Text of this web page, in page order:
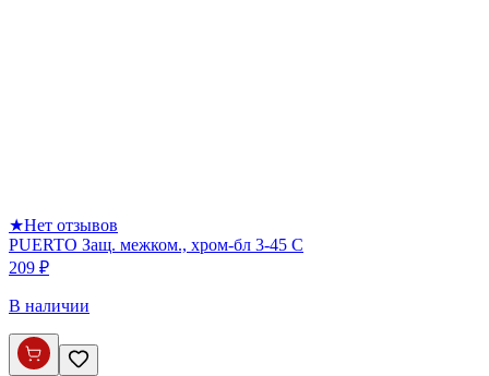
★Нет отзывов
PUERTO Защ. межком., хром-бл 3-45 С
209 ₽
В наличии